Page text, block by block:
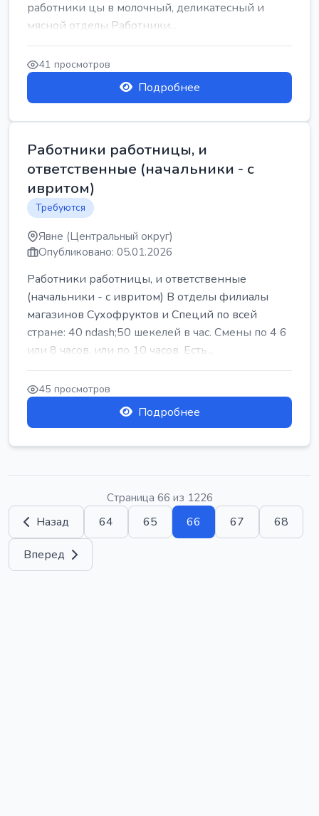
работники цы в молочный, деликатесный и
мясной отделы Работники...
41 просмотров
Подробнее
Работники работницы, и
ответственные (начальники - с
ивритом)
Требуются
Явне (Центральный округ)
Опубликовано: 05.01.2026
Работники работницы, и ответственные
(начальники - с ивритом) В отделы филиалы
магазинов Сухофруктов и Специй по всей
стране: 40 ndash;50 шекелей в час. Смены по 4 6
или 8 часов, или по 10 часов. Есть...
45 просмотров
Подробнее
Страница 66 из 1226
Назад 64 65 66 67 68
Вперед